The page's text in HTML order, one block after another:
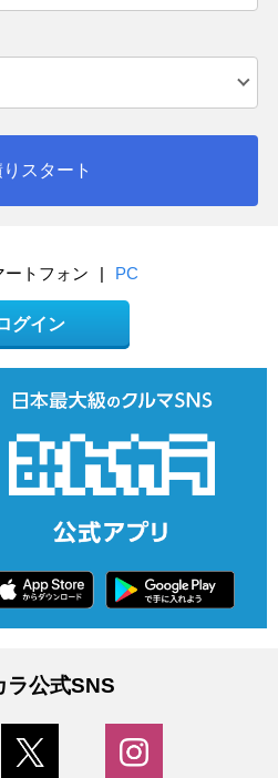
りスタート
ートフォン | PC
グイン
ラ公式SNS